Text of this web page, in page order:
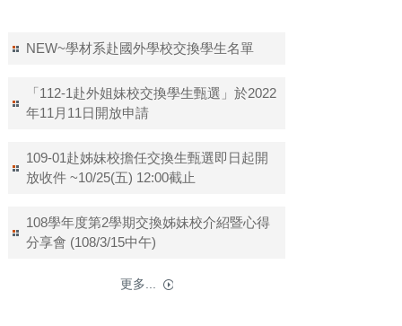
NEW~學材系赴國外學校交換學生名單
「112-1赴外姐妹校交換學生甄選」於2022
年11月11日開放申請
109-01赴姊妹校擔任交換生甄選即日起開
放收件 ~10/25(五) 12:00截止
108學年度第2學期交換姊妹校介紹暨心得
分享會 (108/3/15中午)
更多...